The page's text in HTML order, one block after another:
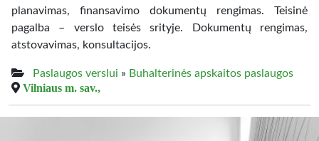
planavimas, finansavimo dokumentų rengimas. Teisinė
pagalba – verslo teisės srityje. Dokumentų rengimas,
atstovavimas, konsultacijos.
Paslaugos verslui » Buhalterinės apskaitos paslaugos
Vilniaus m. sav.,